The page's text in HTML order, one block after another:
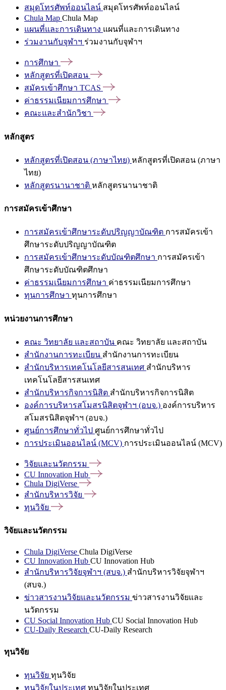
สมุดโทรศัพท์ออนไลน์ สมุดโทรศัพท์ออนไลน์
Chula Map Chula Map
แผนที่และการเดินทาง แผนที่และการเดินทาง
ร่วมงานกับจุฬาฯ ร่วมงานกับจุฬาฯ
การศึกษา
หลักสูตรที่เปิดสอน
สมัครเข้าศึกษา TCAS
ค่าธรรมเนียมการศึกษา
คณะและสำนักวิชา
หลักสูตร
หลักสูตรที่เปิดสอน (ภาษาไทย) หลักสูตรที่เปิดสอน (ภาษา
ไทย)
หลักสูตรนานาชาติ หลักสูตรนานาชาติ
การสมัครเข้าศึกษา
การสมัครเข้าศึกษาระดับปริญญาบัณฑิต การสมัครเข้า
ศึกษาระดับปริญญาบัณฑิต
การสมัครเข้าศึกษาระดับบัณฑิตศึกษา การสมัครเข้า
ศึกษาระดับบัณฑิตศึกษา
ค่าธรรมเนียมการศึกษา ค่าธรรมเนียมการศึกษา
ทุนการศึกษา ทุนการศึกษา
หน่วยงานการศึกษา
คณะ วิทยาลัย และสถาบัน คณะ วิทยาลัย และสถาบัน
สำนักงานการทะเบียน สำนักงานการทะเบียน
สำนักบริหารเทคโนโลยีสารสนเทศ สำนักบริหาร
เทคโนโลยีสารสนเทศ
สำนักบริหารกิจการนิสิต สำนักบริหารกิจการนิสิต
องค์การบริหารสโมสรนิสิตจุฬาฯ (อบจ.) องค์การบริหาร
สโมสรนิสิตจุฬาฯ (อบจ.)
ศูนย์การศึกษาทั่วไป ศูนย์การศึกษาทั่วไป
การประเมินออนไลน์ (MCV) การประเมินออนไลน์ (MCV)
วิจัยและนวัตกรรม
CU Innovation Hub
Chula DigiVerse
สำนักบริหารวิจัย
ทุนวิจัย
วิจัยและนวัตกรรม
Chula DigiVerse Chula DigiVerse
CU Innovation Hub CU Innovation Hub
สำนักบริหารวิจัยจุฬาฯ (สบจ.) สำนักบริหารวิจัยจุฬาฯ
(สบจ.)
ข่าวสารงานวิจัยและนวัตกรรม ข่าวสารงานวิจัยและ
นวัตกรรม
CU Social Innovation Hub CU Social Innovation Hub
CU-Daily Research CU-Daily Research
ทุนวิจัย
ทุนวิจัย ทุนวิจัย
ทุนวิจัยในประเทศ ทุนวิจัยในประเทศ